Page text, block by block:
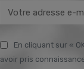
En cliquant sur «
avoir pris